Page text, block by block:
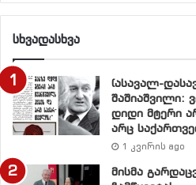
სხვადასხვა
(ასავალ-
შაშიაშვილი:
დიდი მტერი
არც
1 კვირის ago
მისმა